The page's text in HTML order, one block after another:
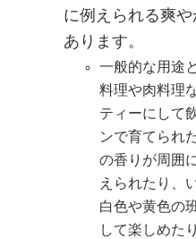
に例えられる爽
あります。
一般的な用途
料理や肉料理
ティーにして
ンで育てられ
の香りが周囲
えられたり、
白色や黄色の
して楽しめた